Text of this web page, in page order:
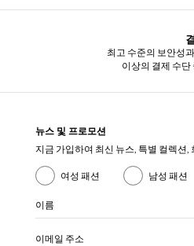
최고 수준의 보안성
이상의 결제 수
뉴스 및 프로모션
지금 가입하여 최신 뉴스, 특별 컬렉션
여성 패션 남성 패션
이름
이메일 주소